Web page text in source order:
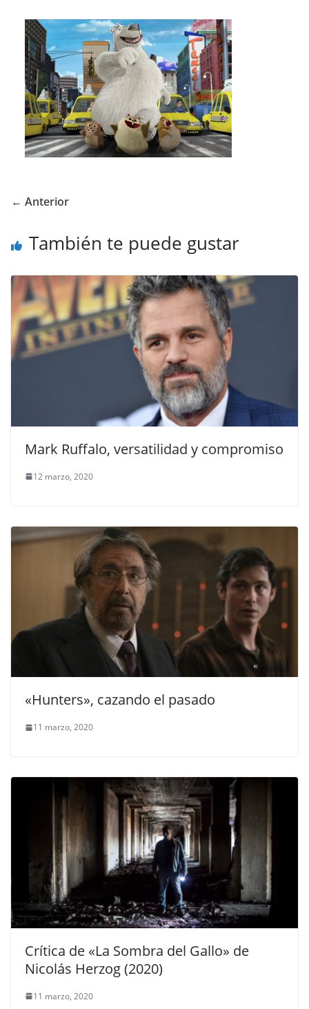
← Anterior
También te puede gustar
Mark Ruffalo, versatilidad y compromiso
12 marzo, 2020
«Hunters», cazando el pasado
11 marzo, 2020
Crítica de «La Sombra del Gallo» de
Nicolás Herzog (2020)
11 marzo, 2020